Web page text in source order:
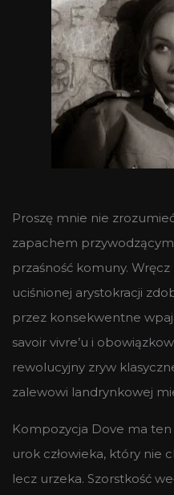
Proszę mnie nie
zapachem
przaśność komuny.
uciśnionej arystokracji
przez konsekwentne
savoir vivre’u i
rewolucyjny zryw
zalewowi landrynkowej
Kompozycja Dove ma
urok człowieka, który nie
lecz urzeka. Szorstkość